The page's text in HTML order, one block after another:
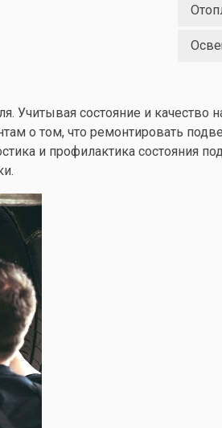
Учитывая состояние и качество
о том, что ремонтировать
и профилактика состояния